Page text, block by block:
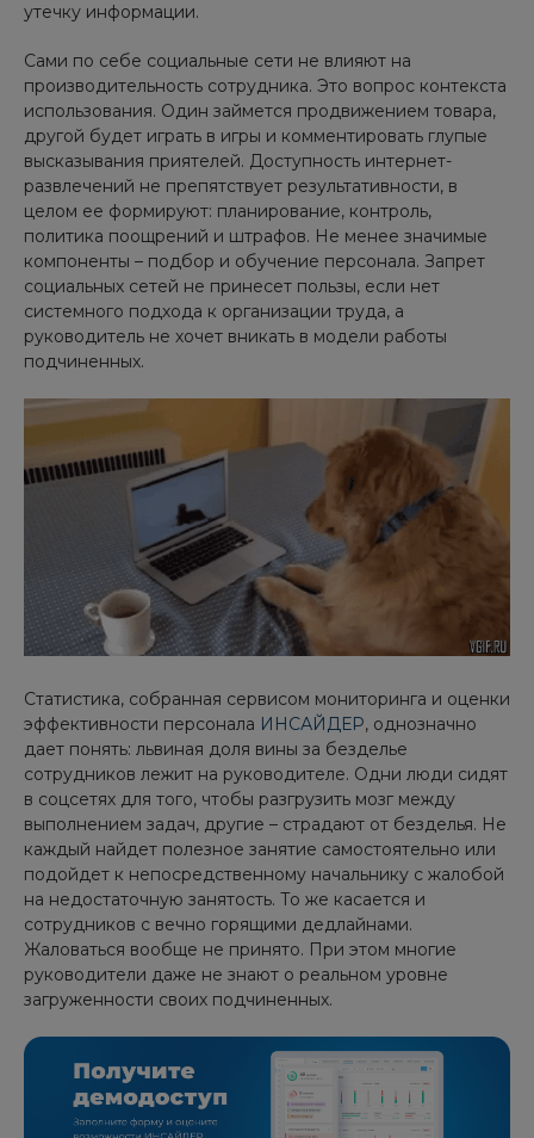
утечку информации.
Сами по себе социальные сети не влияют на
производительность сотрудника. Это вопрос контекста
использования. Один займется продвижением товара,
другой будет играть в игры и комментировать глупые
высказывания приятелей. Доступность интернет-
развлечений не препятствует результативности, в
целом ее формируют: планирование, контроль,
политика поощрений и штрафов. Не менее значимые
компоненты – подбор и обучение персонала. Запрет
социальных сетей не принесет пользы, если нет
системного подхода к организации труда, а
руководитель не хочет вникать в модели работы
подчиненных.
Статистика, собранная сервисом мониторинга и оценки
эффективности персонала ИНСАЙДЕР, однозначно
дает понять: львиная доля вины за безделье
сотрудников лежит на руководителе. Одни люди сидят
в соцсетях для того, чтобы разгрузить мозг между
выполнением задач, другие – страдают от безделья. Не
каждый найдет полезное занятие самостоятельно или
подойдет к непосредственному начальнику с жалобой
на недостаточную занятость. То же касается и
сотрудников с вечно горящими дедлайнами.
Жаловаться вообще не принято. При этом многие
руководители даже не знают о реальном уровне
загруженности своих подчиненных.